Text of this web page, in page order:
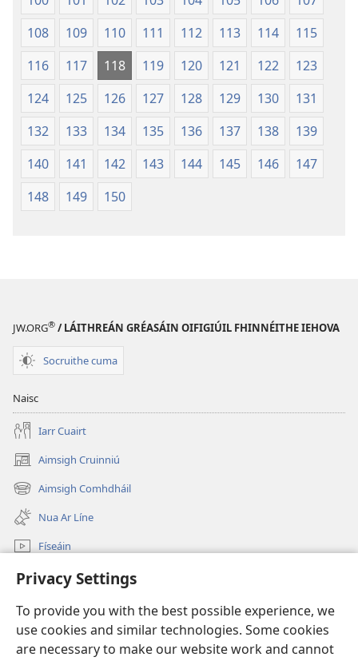
Privacy Settings
To provide you with the best possible experience, we
use cookies and similar technologies. Some cookies
are necessary to make our website work and cannot
108
109 110 111 112 113 114
115
116
117 118 119 120 121 122
123
124
125 126 127 128 129 130
131
132
133 134 135 136 137 138
139
140
141 142 143 144 145 146
147
148
149 150
JW.ORG® / LÁITHREÁN GRÉASÁIN OIFIGIÚIL FHINNÉITHE IEHOVA
Socruithe cuma
Naisc
Iarr Cuairt
Aimsigh Cruinniú
(opens
new
window)
Aimsigh Comhdháil
(opens
new
window)
Nua Ar Líne
Físeáin
Cuardaigh
Síntiúis
(opens
new
window)